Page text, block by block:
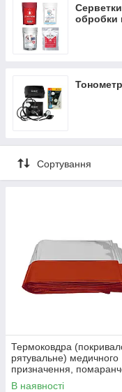
обробки
Сортування
Термоковдра
рятувальне) медичного
призначення,
срібло
В наявності